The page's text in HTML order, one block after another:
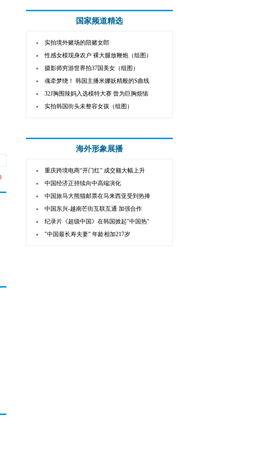
国家频道精选
实拍境外赌场的陪赌女郎
性感女模现身农户 裸大腿放鞭炮（组图）
摄影师穷游世界拍37国美女（组图）
魂牵梦绕！ 韩国主播米娜妖精般的S曲线
32J胸围辣妈入选模特大赛 曾为巨胸烦恼
实拍韩国街头未整容女孩（组图）
海外形象展播
重庆跨境电商“开门红” 成交额大幅上升
中国经济正持续向中高端演化
中国旅马大熊猫邮票在马来西亚受到热捧
中国东兴-越南芒街互联互通 加强合作
纪录片《超级中国》在韩国掀起"中国热"
"中国最长寿夫妻" 年龄相加217岁